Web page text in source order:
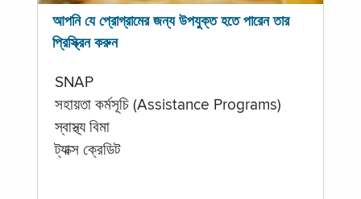
আপনি যে প্রোগ্রামের জন্য উপযুক্ত হতে পারেন তার
প্রিস্ক্রিন করুন
SNAP
সহায়তা কর্মসূচি (Assistance Programs)
স্বাস্থ্য বিমা
ট্যাক্স ক্রেডিট